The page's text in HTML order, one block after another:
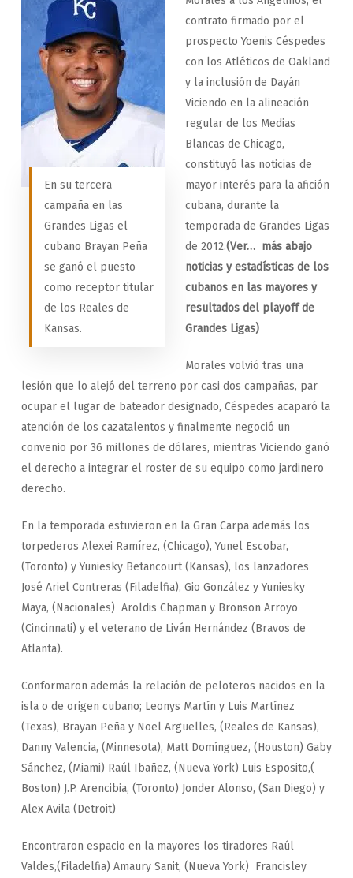
En su tercera
campaña en las
Grandes Ligas el
cubano Brayan Peña
se ganó el puesto
como receptor titular
de los Reales de
Kansas.
contrato firmado por el
prospecto Yoenis Céspedes
con los Atléticos de Oakland
y la inclusión de Dayán
Viciendo en la alineación
regular de los Medias
Blancas de Chicago,
constituyó las noticias de
mayor interés para la afición
cubana, durante la
temporada de Grandes Ligas
de 2012.(Ver… más abajo
noticias y estadísticas de los
cubanos en las mayores y
resultados del playoff de
Grandes Ligas)
Morales volvió tras una
lesión que lo alejó del terreno por casi dos campañas, par
ocupar el lugar de bateador designado, Céspedes acaparó la
atención de los cazatalentos y finalmente negoció un
convenio por 36 millones de dólares, mientras Viciendo ganó
el derecho a integrar el roster de su equipo como jardinero
derecho.
En la temporada estuvieron en la Gran Carpa además los
torpederos Alexei Ramírez, (Chicago), Yunel Escobar,
(Toronto) y Yuniesky Betancourt (Kansas), los lanzadores
José Ariel Contreras (Filadelfia), Gio González y Yuniesky
Maya, (Nacionales) Aroldis Chapman y Bronson Arroyo
(Cincinnati) y el veterano de Liván Hernández (Bravos de
Atlanta).
Conformaron además la relación de peloteros nacidos en la
isla o de origen cubano; Leonys Martín y Luis Martínez
(Texas), Brayan Peña y Noel Arguelles, (Reales de Kansas),
Danny Valencia, (Minnesota), Matt Domínguez, (Houston) Gaby
Sánchez, (Miami) Raúl Ibañez, (Nueva York) Luis Esposito,(
Boston) J.P. Arencibia, (Toronto) Jonder Alonso, (San Diego) y
Alex Avila (Detroit)
Encontraron espacio en la mayores los tiradores Raúl
Valdes,(Filadelfia) Amaury Sanit, (Nueva York) Francisley